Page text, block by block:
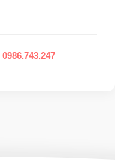
0986.743.247